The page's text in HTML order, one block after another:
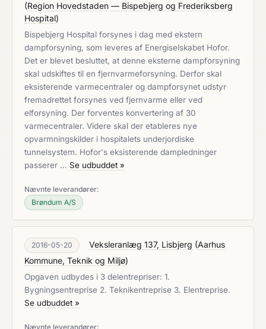
(Region Hovedstaden — Bispebjerg og Frederiksberg
Hospital)
Bispebjerg Hospital forsynes i dag med ekstern
dampforsyning, som leveres af Energiselskabet Hofor.
Det er blevet besluttet, at denne eksterne dampforsyning
skal udskiftes til en fjernvarmeforsyning. Derfor skal
eksisterende varmecentraler og dampforsynet udstyr
fremadrettet forsynes ved fjernvarme eller ved
elforsyning. Der forventes konvertering af 30
varmecentraler. Videre skal der etableres nye
opvarmningskilder i hospitalets underjordiske
tunnelsystem. Hofor's eksisterende dampledninger
passerer … Se udbuddet »
Nævnte leverandører:
Brøndum A/S
2016-05-20 Veksleranlæg 137, Lisbjerg (Aarhus
Kommune, Teknik og Miljø)
Opgaven udbydes i 3 delentrepriser: 1.
Bygningsentreprise 2. Teknikentreprise 3. Elentreprise.
Se udbuddet »
Nævnte leverandører: